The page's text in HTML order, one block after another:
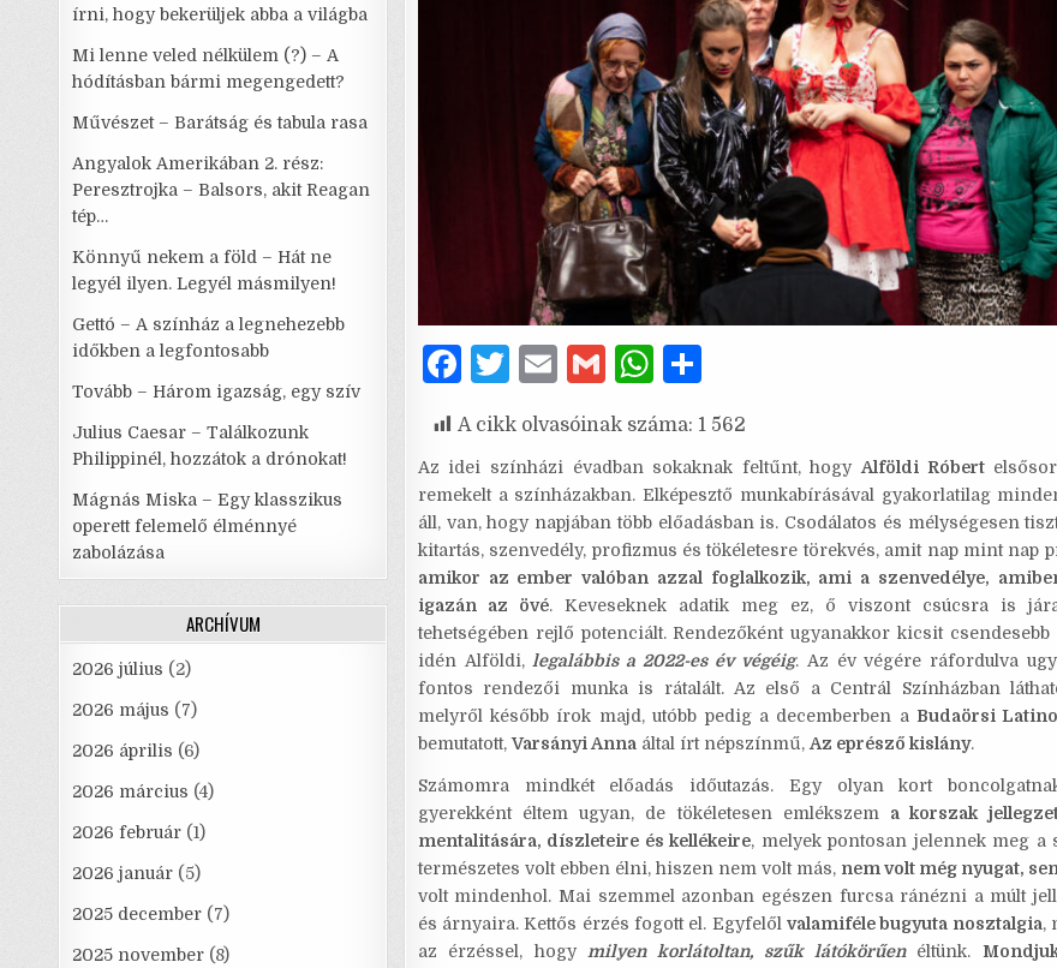
F
c
e
b
o
o
k
T
it
te
r
E
ai
l
G
ai
l
W
at
s
A
p
p
S
ar
e
A cikk olvasóinak száma: 1 562
Az idei színházi évadban sokaknak feltűnt, hogy Alföldi Róbert
remekelt a színházakban. Elképesztő munkabírásával gyakorlatilag
áll, van, hogy napjában több előadásban is. Csodálatos és mélységesen
kitartás, szenvedély, profizmus és tökéletesre törekvés, amit nap mint nap
amikor az ember valóban azzal foglalkozik, ami a szenvedélye,
igazán az övé. Keveseknek adatik meg ez, ő viszont csúcsra is
tehetségében rejlő potenciált. Rendezőként ugyanakkor kicsit csendesebb
idén Alföldi, legalábbis a 2022-es év végéig. Az év végére ráfordulva
fontos rendezői munka is rátalált. Az első a Centrál Színházban
melyről később írok majd, utóbb pedig a decemberben a Budaörsi
bemutatott,Varsányi Anna által írt népszínmű, Az eprésző kislány.
Számomra mindkét előadás időutazás. Egy olyan kort
gyerekként éltem ugyan, de tökéletesen emlékszem a korszak
mentalitására, díszleteire és kellékeire, melyek pontosan jelennek meg a
természetes volt ebben élni, hiszen nem volt más, nem volt még nyugat,
volt mindenhol. Mai szemmel azonban egészen furcsa ránézni a múlt
és árnyaira. Kettős érzés fogott el. Egyfelőlvalamiféle bugyuta nosztalgia,
az érzéssel, hogy
milyen korlátoltan, szűk látókörűenéltünk.
írni, hogy bekerüljek abba a világba
Mi lenne veled nélkülem (?) – A
hódításban bármi megengedett?
Művészet – Barátság és tabula rasa
Angyalok Amerikában 2. rész:
Peresztrojka – Balsors, akit Reagan
tép…
Könnyű nekem a föld – Hát ne
legyél ilyen. Legyél másmilyen!
Gettó – A színház a legnehezebb
időkben a legfontosabb
Tovább – Három igazság, egy szív
Julius Caesar – Találkozunk
Philippinél, hozzátok a drónokat!
Mágnás Miska – Egy klasszikus
operett felemelő élménnyé
zabolázása
ARCHÍVUM
2026 július (2)
2026 május (7)
2026 április (6)
2026 március (4)
2026 február (1)
2026 január (5)
2025 december (7)
2025 november (8)